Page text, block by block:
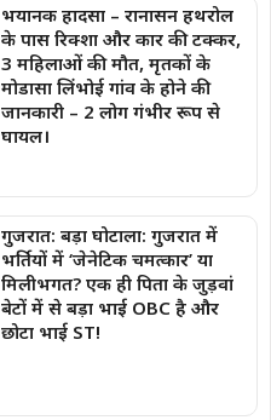
भयानक हादसा – रानासन हथरोल
के पास रिक्शा और कार की टक्कर,
3 महिलाओं की मौत, मृतकों के
मोडासा लिंभोई गांव के होने की
जानकारी – 2 लोग गंभीर रूप से
घायल।
गुजरात: बड़ा घोटाला: गुजरात में
भर्तियों में ‘जेनेटिक चमत्कार’ या
मिलीभगत? एक ही पिता के जुड़वां
बेटों में से बड़ा भाई OBC है और
छोटा भाई ST!